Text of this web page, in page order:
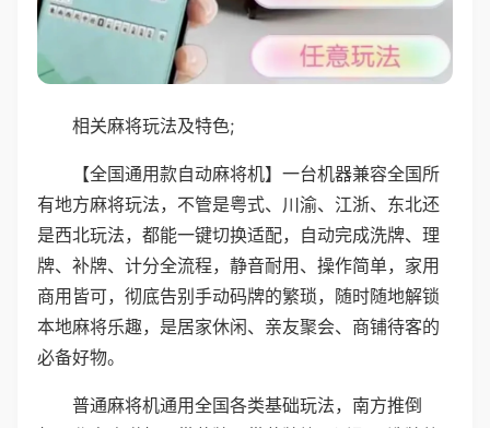
相关麻将玩法及特色;
【全国通用款自动麻将机】一台机器兼容全国所
有地方麻将玩法，不管是粤式、川渝、江浙、东北还
是西北玩法，都能一键切换适配，自动完成洗牌、理
牌、补牌、计分全流程，静音耐用、操作简单，家用
商用皆可，彻底告别手动码牌的繁琐，随时随地解锁
本地麻将乐趣，是居家休闲、亲友聚会、商铺待客的
必备好物。
普通麻将机通用全国各类基础玩法，南方推倒